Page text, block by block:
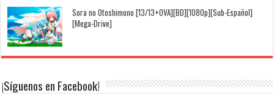
Sora no Otoshimono [13/13+OVA][BD][1080p][Sub-Español]
[Mega-Drive]
¡Síguenos en Facebook!